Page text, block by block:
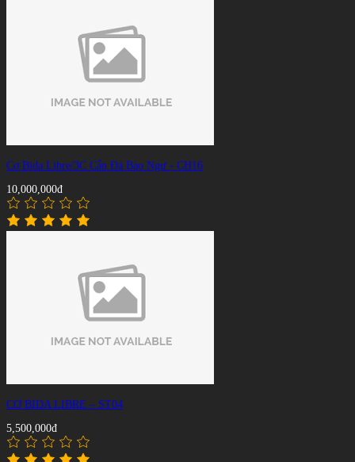
Cơ Bida Libre/3C Cẩn Đá Bào Ngư - CH16
10,000,000đ
CƠ BIDA LIBRE – ST04
5,500,000đ